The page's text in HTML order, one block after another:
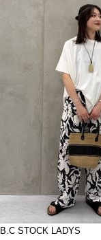
B.C STOCK LADYS